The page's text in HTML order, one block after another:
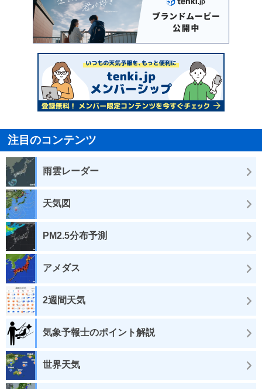
注目のコンテンツ
雨雲レーダー
天気図
PM2.5分布予測
アメダス
2週間天気
気象予報士のポイント解説
世界天気